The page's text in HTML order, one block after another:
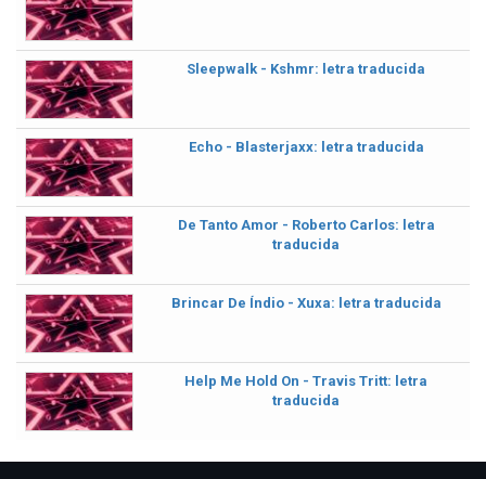
Sleepwalk - Kshmr: letra traducida
Echo - Blasterjaxx: letra traducida
De Tanto Amor - Roberto Carlos: letra
traducida
Brincar De Índio - Xuxa: letra traducida
Help Me Hold On - Travis Tritt: letra
traducida